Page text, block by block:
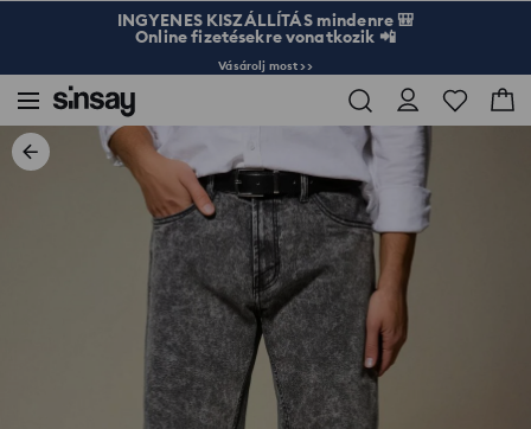
INGYENES KISZÁLLÍTÁS mindenre 🎒
Online fizetésekre vonatkozik 📲
Vásárolj most >>